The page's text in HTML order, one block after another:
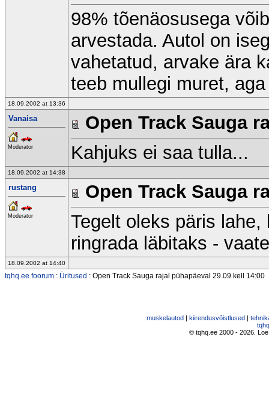
98% tõenäosusega
arvestada. Autol on
vahetatud, arvake ära
teeb mullegi muret,
18.09.2002 at 13:36
Vanaisa
Moderator
Open Track Sauga
Kahjuks ei saa tulla...
18.09.2002 at 14:38
rustang
Moderator
Open Track Sauga
Tegelt oleks päris
ringrada läbitaks -
18.09.2002 at 14:40
tqhq.ee foorum : Üritused : Open Track Sauga rajal pühapäeval 29.09 kell 14:00
muskelautod | kiirendusvõistlused |
© tqhq.ee 2000 - 2026.